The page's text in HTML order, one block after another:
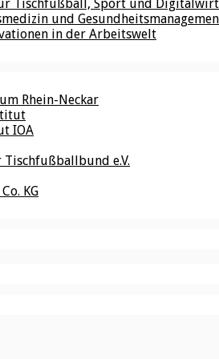
Tischfußball, Sport und
und
in der Arbeitswelt
Rhein-Neckar
IOA
Tischfußballbund e.V.
KG